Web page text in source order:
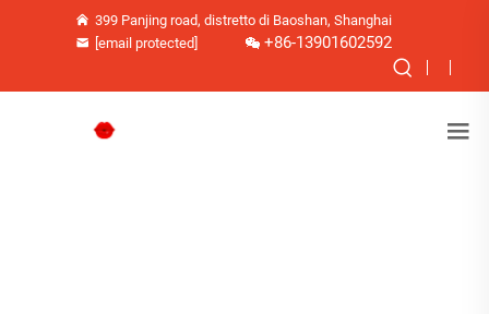
399 Panjing road, distretto di Baoshan, Shanghai
[email protected]
+86-13901602592